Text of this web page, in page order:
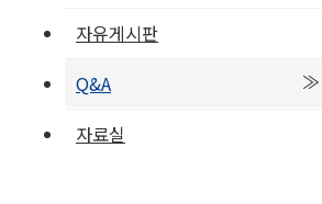
자유게시판
Q&A
자료실